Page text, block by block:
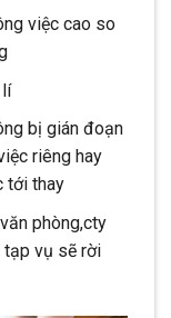
việc cao so
bị gián đoạn
riêng hay
tới thay
phòng,cty
tạp vụ sẽ rời